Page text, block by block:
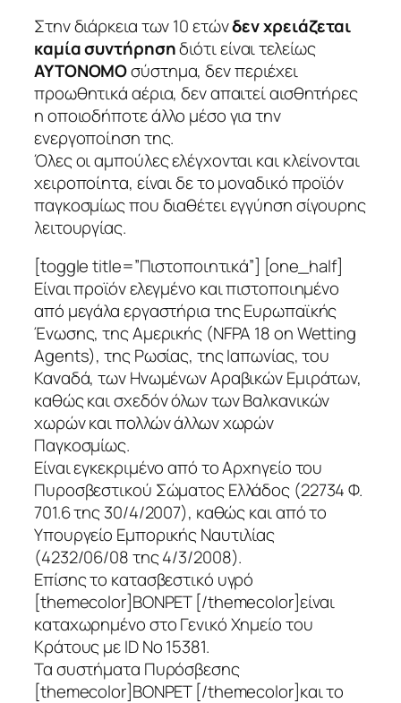
Στην διάρκεια των 10 ετώνδεν χρειάζεται
καμία συντήρησηδιότι είναι τελείως
ΑΥΤΟΝΟΜΟσύστημα, δεν περιέχει
προωθητικά αέρια, δεν απαιτεί αισθητήρες
η οποιοδήποτε άλλο μέσο για την
ενεργοποίηση της.
Όλες οι αμπούλες ελέγχονται και κλείνονται
χειροποίητα, είναι δε το μοναδικό προϊόν
παγκοσμίως που διαθέτει εγγύηση σίγουρης
λειτουργίας.
[toggle title=”Πιστοποιητικά”] [one_half]
Είναι προϊόν ελεγμένο και πιστοποιημένο
από μεγάλα εργαστήρια της Ευρωπαϊκής
Ένωσης, της Αμερικής (NFPA 18 on Wetting
Agents), της Ρωσίας, της Ιαπωνίας, του
Καναδά, των Ηνωμένων Αραβικών Εμιράτων,
καθώς και σχεδόν όλων των Βαλκανικών
χωρών και πολλών άλλων χωρών
Παγκοσμίως.
Είναι εγκεκριμένο από το Αρχηγείο του
Πυροσβεστικού Σώματος Ελλάδος (22734 Φ.
701.6 της 30/4/2007), καθώς και από το
Υπουργείο Εμπορικής Ναυτιλίας
(4232/06/08 της 4/3/2008).
Επίσης το κατασβεστικό υγρό
[themecolor]ΒΟΝΡΕΤ [/themecolor]είναι
καταχωρημένο στο Γενικό Χημείο του
Κράτους με ID No 15381.
Τα συστήματα Πυρόσβεσης
[themecolor]ΒΟΝΡΕΤ [/themecolor]και το